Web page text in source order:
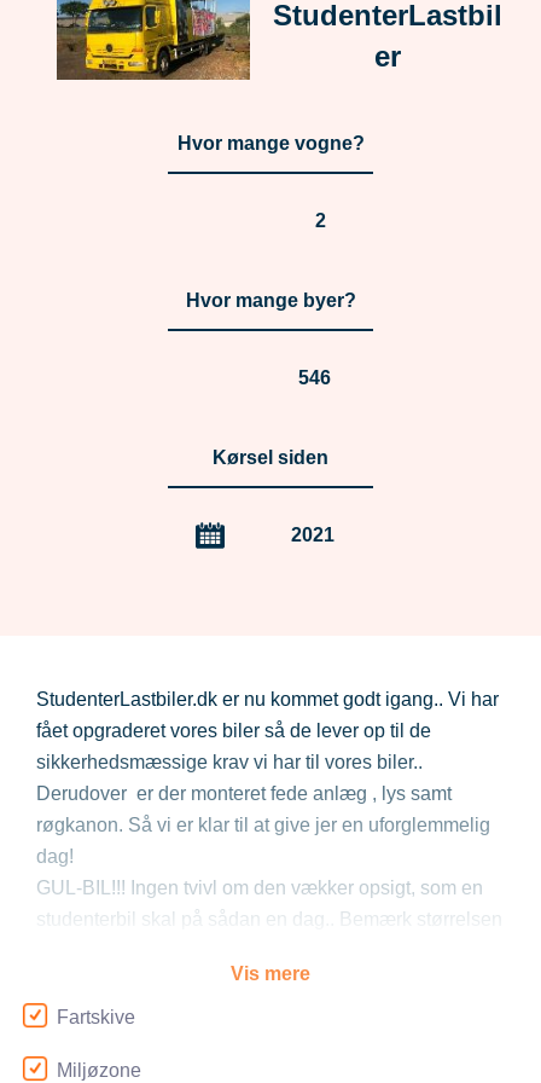
StudenterLastbil
er
Hvor mange vogne?
2
Hvor mange byer?
546
Kørsel siden
2021
StudenterLastbiler.dk er nu kommet godt igang.. Vi har
fået opgraderet vores biler så de lever op til de
sikkerhedsmæssige krav vi har til vores biler..
Derudover er der monteret fede anlæg , lys samt
røgkanon. Så vi er klar til at give jer en uforglemmelig
dag!
GUL-BIL!!! Ingen tvivl om den vækker opsigt, som en
studenterbil skal på sådan en dag.. Bemærk størrelsen
kan hoppe så tosset i vil uden at banke hovedet i
loftet..
- Polstret sæder
Vis mere
Fartskive
Miljøzone